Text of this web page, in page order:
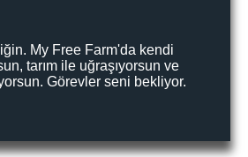
My Free Farm'da kendi
tarım ile uğraşıyorsun ve
Görevler seni bekliyor.